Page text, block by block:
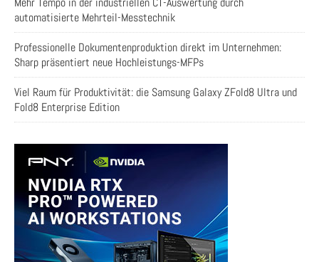
automatisierte Mehrteil-Messtechnik
Professionelle Dokumentenproduktion direkt im Unternehmen:
Sharp präsentiert neue Hochleistungs-MFPs
Viel Raum für Produktivität: die Samsung Galaxy ZFold8 Ultra und
Fold8 Enterprise Edition